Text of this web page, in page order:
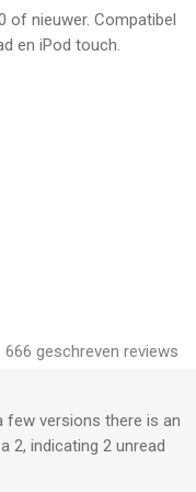
te markeren met
snel je inbox op te
zodat jij en je
actie toevoegen aan je
te hoeven verlaten.
zodat je je tijd
modellen zorgen dat
en malware onze
of nieuwer. Compatibel
en iPod touch.
666 geschreven reviews
few versions there is an
2, indicating 2 unread
When reopening